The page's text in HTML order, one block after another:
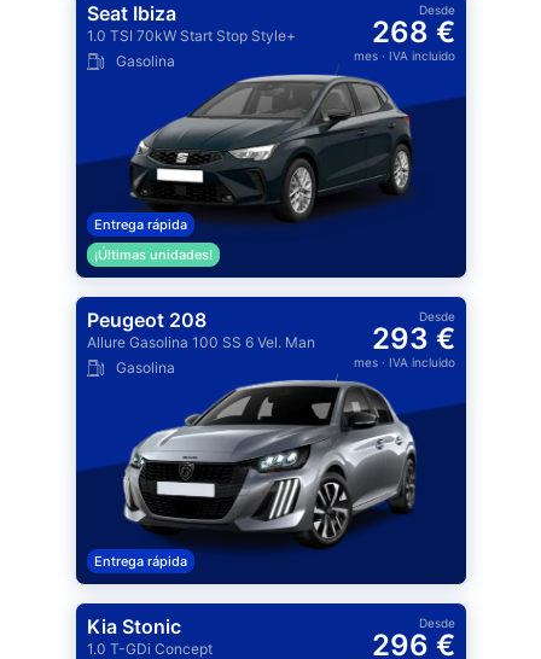
Seat Ibiza
1.0 TSI 70kW Start Stop Style+
Gasolina
Desde
268 €
mes· IVA incluido
Entrega rápida
¡Últimas unidades!
Peugeot 208
Allure Gasolina 100 SS 6 Vel. Man
Gasolina
Desde
293 €
mes· IVA incluido
Entrega rápida
Kia Stonic
1.0 T-GDi Concept
Desde
296 €